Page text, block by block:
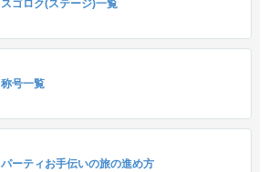
スゴロク(ステージ)一覧
称号一覧
パーティお手伝いの旅の進め方